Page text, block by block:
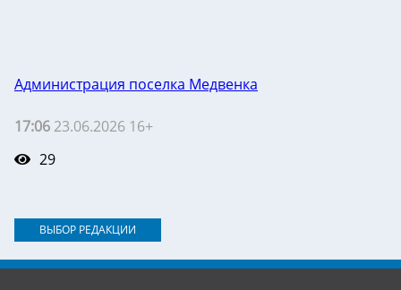
Администрация поселка Медвенка
17:06 23.06.2026 16+
29
ВЫБОР РЕДАКЦИИ